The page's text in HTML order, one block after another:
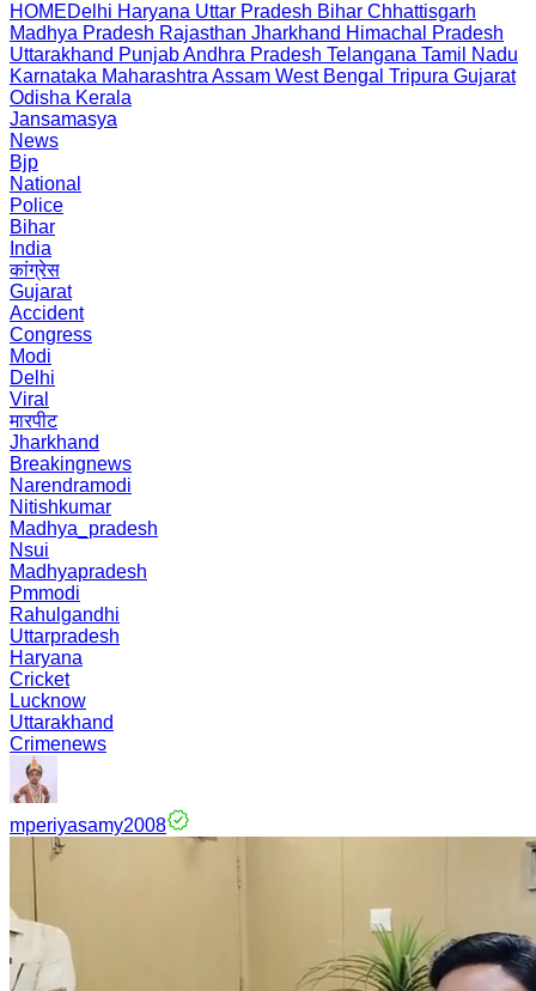
HOMEDelhi Haryana Uttar Pradesh Bihar Chhattisgarh
Madhya Pradesh Rajasthan Jharkhand Himachal Pradesh
Uttarakhand PunjabAndhra Pradesh Telangana Tamil Nadu
Karnataka Maharashtra Assam West Bengal Tripura Gujarat
Odisha Kerala
Jansamasya
News
Bjp
National
Police
Bihar
India
कांग्रेस
Gujarat
Accident
Congress
Modi
Delhi
Viral
मारपीट
Jharkhand
Breakingnews
Narendramodi
Nitishkumar
Madhya_pradesh
Nsui
Madhyapradesh
Pmmodi
Rahulgandhi
Uttarpradesh
Haryana
Cricket
Lucknow
Uttarakhand
Crimenews
mperiyasamy2008